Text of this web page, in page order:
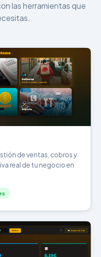
las herramientas que
de ventas, cobros y
real de tu negocio en